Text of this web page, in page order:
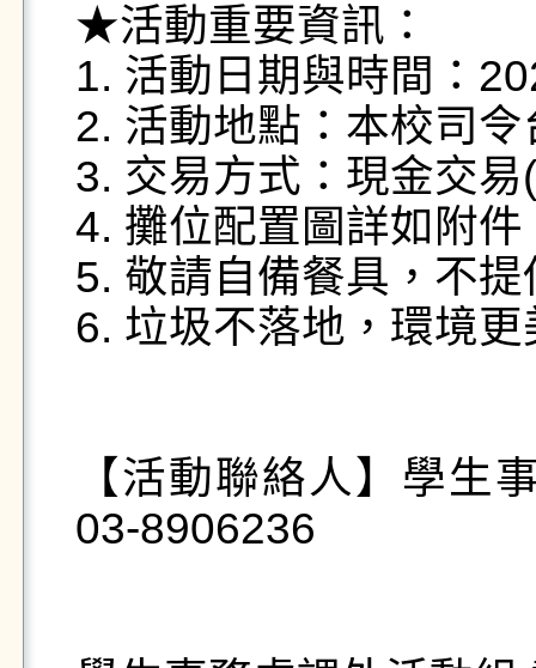
★活動重要資訊：
1. 活動日期與時間：
2. 活動地點：本校司
3. 交易方式：現金交
4. 攤位配置圖詳如附
5. 敬請自備餐具，不
6. 垃圾不落地，環境更
【活動聯絡人】學生
03-8906236